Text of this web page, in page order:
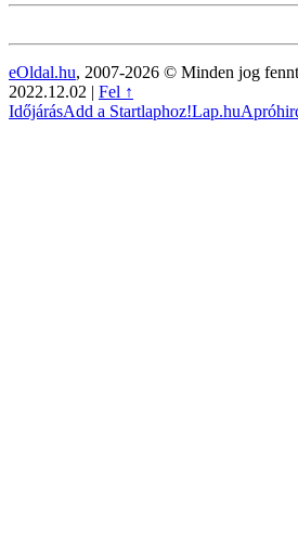
eOldal.hu, 2007-2026 © Minden jog
2022.12.02 | Fel ↑
IdőjárásAdd a Startlaphoz!Lap.hu